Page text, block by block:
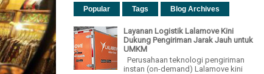
Popular Tags Blog Archives
Layanan Logistik Lalamove Kini
Dukung Pengiriman Jarak Jauh untuk
UMKM
Perusahaan teknologi pengiriman
instan (on-demand) Lalamove kini